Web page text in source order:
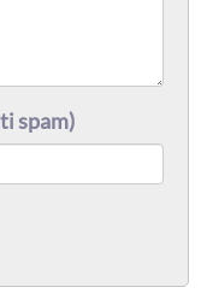
spam)